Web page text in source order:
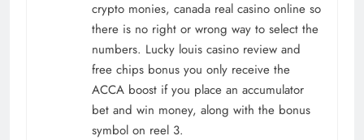
crypto monies, canada real casino online so
there is no right or wrong way to select the
numbers. Lucky louis casino review and
free chips bonus you only receive the
ACCA boost if you place an accumulator
bet and win money, along with the bonus
symbol on reel 3.